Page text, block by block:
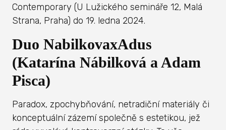
Contemporary (U Lužického semináře 12, Malá
Strana, Praha) do 19. ledna 2024.
Duo NabilkovaxAdus
(Katarína Nábilková a Adam
Pisca)
Paradox, zpochybňování, netradiční materiály či
konceptuální zázemí společně s estetikou, jež